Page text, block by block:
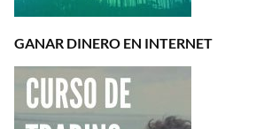
GANAR DINERO EN INTERNET